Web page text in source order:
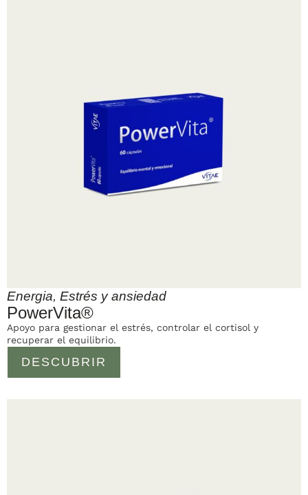
Energia, Estrés y ansiedad
PowerVita®
DESCUBRIR
Apoyo para gestionar el estrés, controlar el cortisol y
recuperar el equilibrio.